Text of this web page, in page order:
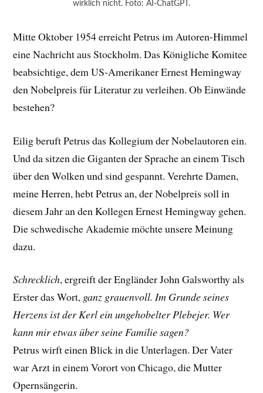
wirklich nicht. Foto: AI-ChatGPT.
Mitte Oktober 1954 erreicht Petrus im Autoren-Himmel
eine Nachricht aus Stockholm. Das Königliche Komitee
beabsichtige, dem US-Amerikaner Ernest Hemingway
den Nobelpreis für Literatur zu verleihen. Ob Einwände
bestehen?
Eilig beruft Petrus das Kollegium der Nobelautoren ein.
Und da sitzen die Giganten der Sprache an einem Tisch
über den Wolken und sind gespannt. Verehrte Damen,
meine Herren, hebt Petrus an, der Nobelpreis soll in
diesem Jahr an den Kollegen Ernest Hemingway gehen.
Die schwedische Akademie möchte unsere Meinung
dazu.
Schrecklich, ergreift der Engländer John Galsworthy als
Erster das Wort, ganz grauenvoll. Im Grunde seines
Herzens ist der Kerl ein ungehobelter Plebejer. Wer
kann mir etwas über seine Familie sagen?
Petrus wirft einen Blick in die Unterlagen. Der Vater
war Arzt in einem Vorort von Chicago, die Mutter
Opernsängerin.